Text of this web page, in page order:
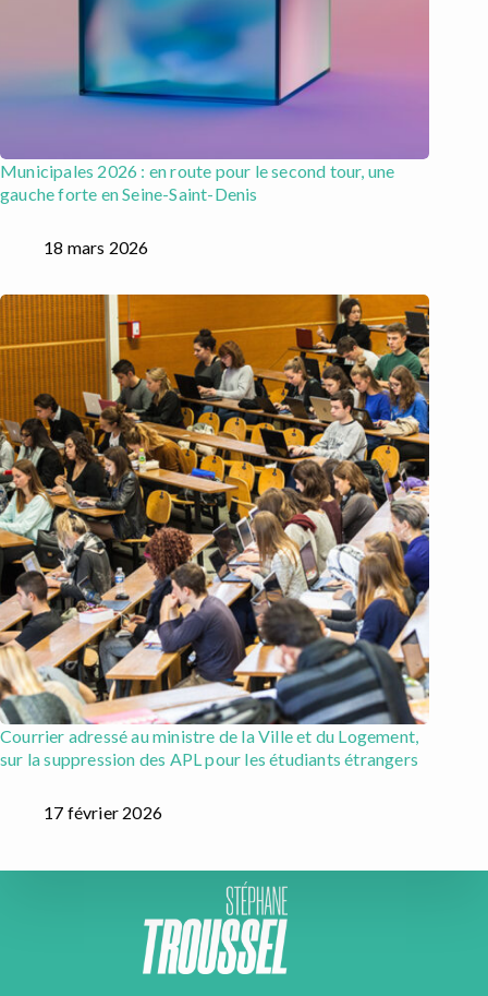
Municipales 2026 : en route pour le second tour, une
gauche forte en Seine-Saint-Denis
18 mars 2026
Courrier adressé au ministre de la Ville et du Logement,
sur la suppression des APL pour les étudiants étrangers
17 février 2026